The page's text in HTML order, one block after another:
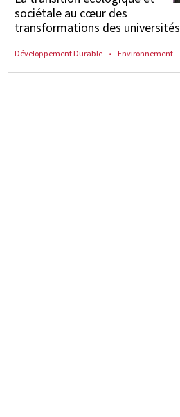
sociétale au cœur des
transformations des universités
Développement Durable Environnement